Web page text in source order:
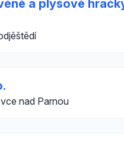
a plyšové
nad Parnou